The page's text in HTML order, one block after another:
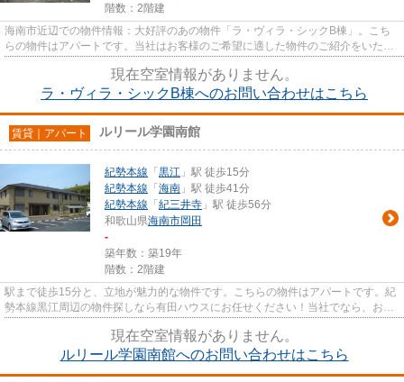
階数：2階建
海南市近辺での物件情報：大好評のあの物件「ラ・ヴィラ・シックB棟」。こち
らの物件はアパートです。当社はお客様のご希望に適した物件のご紹介をいたし
現在空室情報がありません。
ラ・ヴィラ・シックB棟へのお問い合わせはこちら
賃貸｜アパート ルリール学園南館
紀勢本線 「 黒江 」駅 徒歩15分
紀勢本線 「 海南 」駅 徒歩41分
紀勢本線 「 紀三井寺 」駅 徒歩56分
和歌山県海南市岡田
-
築年数：築19年
階数：2階建
駅まで徒歩15分と、立地が魅力的な物件です。こちらの物件はアパートです。紀
勢本線黒江周辺の物件探しなら有田ハウスにお任せください！当社でなら、お客
現在空室情報がありません。
ルリール学園南館へのお問い合わせはこちら